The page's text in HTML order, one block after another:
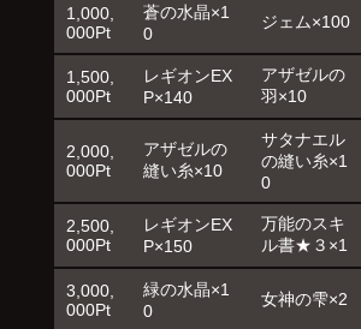
1,000,
000Pt
蒼の水晶×1
0
ジェム×100
1,500,
000Pt
レギオンEX
P×140
アザゼルの
羽×10
2,000,
000Pt
アザゼルの
縫い糸×10
サタナエル
の縫い糸×1
0
2,500,
000Pt
レギオンEX
P×150
万能のスキ
ル書★３×1
3,000,
000Pt
緑の水晶×1
0
女神の雫×2